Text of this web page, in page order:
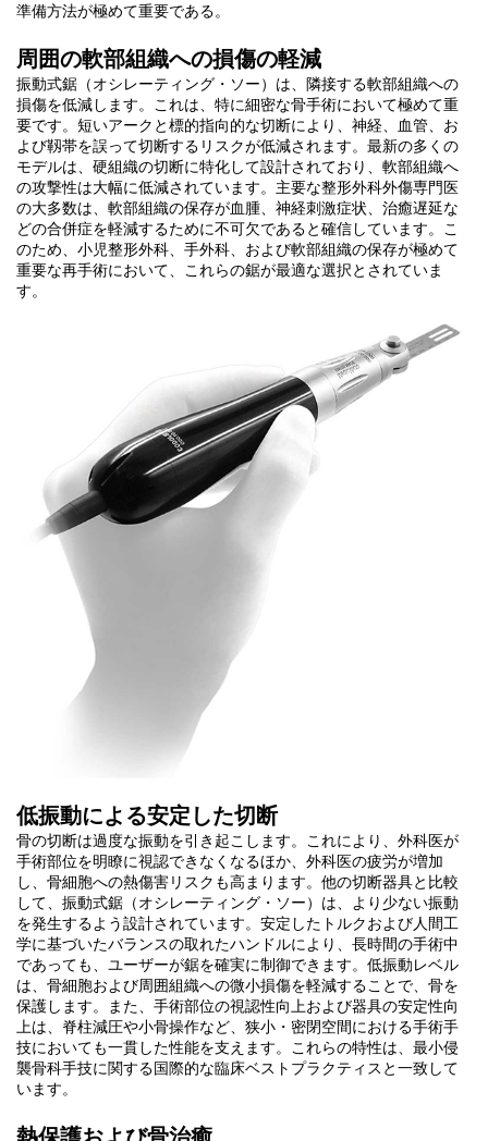
準備方法が極めて重要である。
周囲の軟部組織への損傷の軽減
振動式鋸（オシレーティング・ソー）は、隣接する軟部組織への
損傷を低減します。これは、特に細密な骨手術において極めて重
要です。短いアークと標的指向的な切断により、神経、血管、お
よび靱帯を誤って切断するリスクが低減されます。最新の多くの
モデルは、硬組織の切断に特化して設計されており、軟部組織へ
の攻撃性は大幅に低減されています。主要な整形外科外傷専門医
の大多数は、軟部組織の保存が血腫、神経刺激症状、治癒遅延な
どの合併症を軽減するために不可欠であると確信しています。こ
のため、小児整形外科、手外科、および軟部組織の保存が極めて
重要な再手術において、これらの鋸が最適な選択とされていま
す。
低振動による安定した切断
骨の切断は過度な振動を引き起こします。これにより、外科医が
手術部位を明瞭に視認できなくなるほか、外科医の疲労が増加
し、骨細胞への熱傷害リスクも高まります。他の切断器具と比較
して、振動式鋸（オシレーティング・ソー）は、より少ない振動
を発生するよう設計されています。安定したトルクおよび人間工
学に基づいたバランスの取れたハンドルにより、長時間の手術中
であっても、ユーザーが鋸を確実に制御できます。低振動レベル
は、骨細胞および周囲組織への微小損傷を軽減することで、骨を
保護します。また、手術部位の視認性向上および器具の安定性向
上は、脊柱減圧や小骨操作など、狭小・密閉空間における手術手
技においても一貫した性能を支えます。これらの特性は、最小侵
襲骨科手技に関する国際的な臨床ベストプラクティスと一致して
います。